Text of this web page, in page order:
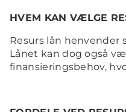
HVEM KAN VÆLGE
Resurs lån henvender
Lånet kan dog også
finansieringsbehov,